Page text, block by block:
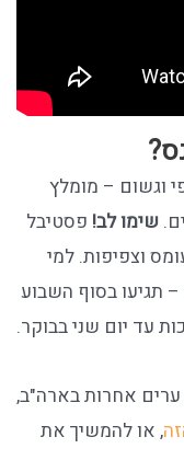
וגשום – מומלץ
שימו לב! פסטיבל
וצפיפות. למי
תגיעו בסוף השבוע
עד יום שני בבוקר.
ערים אחרות בארה"ב,
, או להמשיך את